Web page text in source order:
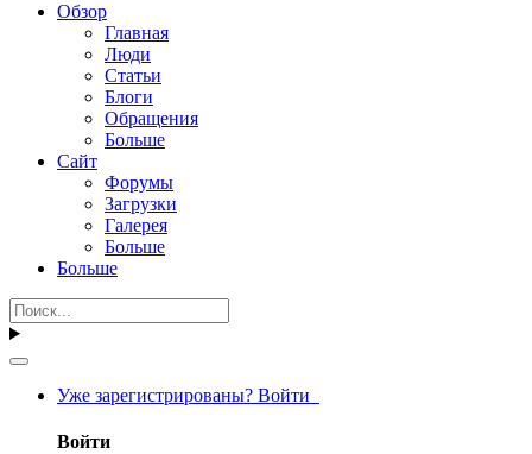
Обзор
Главная
Люди
Статьи
Блоги
Обращения
Больше
Сайт
Форумы
Загрузки
Галерея
Больше
Больше
Уже зарегистрированы? Войти
Войти